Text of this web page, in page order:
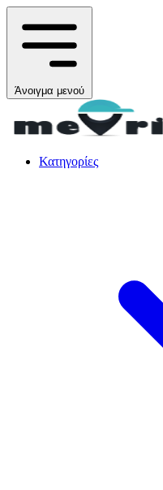
Άνοιγμα μενού
Κατηγορίες